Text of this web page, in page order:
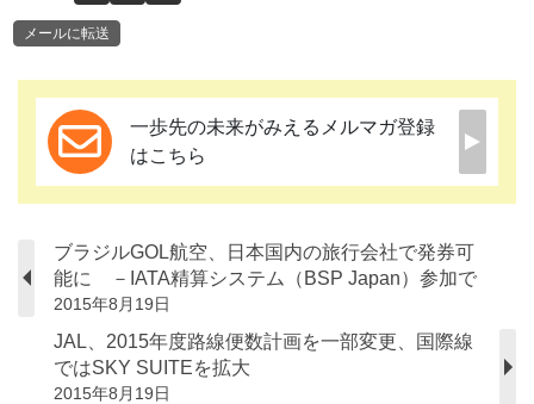
メールに転送
一歩先の未来がみえるメルマガ登録
はこちら
ブラジルGOL航空、日本国内の旅行会社で発券可
能に －IATA精算システム（BSP Japan）参加で
2015年8月19日
JAL、2015年度路線便数計画を一部変更、国際線
ではSKY SUITEを拡大
2015年8月19日